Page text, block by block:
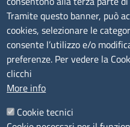
CONTATTI
Camera di Commercio,
Agricoltura di Sassari
PEC
P.IVA01047570906
Codice Fiscale
Codice Univoco per le
Tramite questo banner, può
cookies, selezionare le
consente l’utilizzo e/o
preferenze. Per vedere la
clicchi
More info
Cookie tecnici